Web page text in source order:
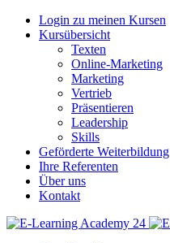
Login zu meinen Kursen
Kursübersicht
Texten
Online-Marketing
Marketing
Vertrieb
Präsentieren
Leadership
Skills
Geförderte Weiterbildung
Ihre Referenten
Über uns
Kontakt